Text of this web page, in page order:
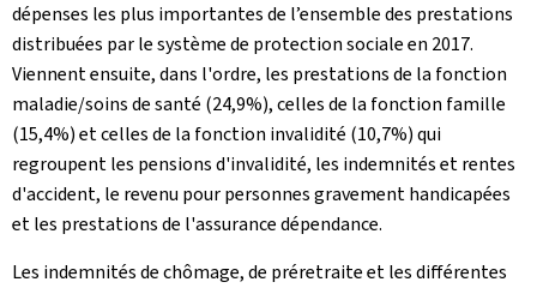
dépenses les plus importantes de l’ensemble des prestations
distribuées par le système de protection sociale en 2017.
Viennent ensuite, dans l'ordre, les prestations de la fonction
maladie/soins de santé (24,9%), celles de la fonction famille
(15,4%) et celles de la fonction invalidité (10,7%) qui
regroupent les pensions d'invalidité, les indemnités et rentes
d'accident, le revenu pour personnes gravement handicapées
et les prestations de l'assurance dépendance.
Les indemnités de chômage, de préretraite et les différentes